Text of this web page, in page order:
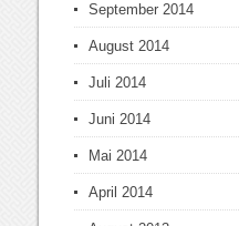
September 2014
August 2014
Juli 2014
Juni 2014
Mai 2014
April 2014